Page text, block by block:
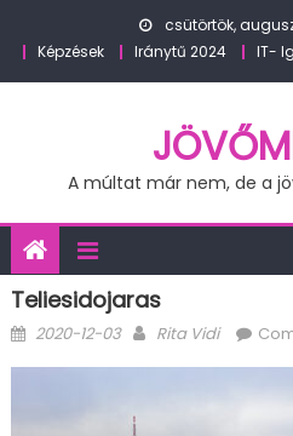
csütörtök,
Képzések
Iránytű 2024 IT-
A múltat már nem, de a
Teliesidojaras
Posted
2020-12-03 Author
Rita Vidi